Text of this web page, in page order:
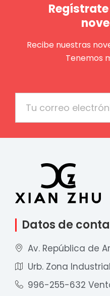
Recibe nuestras
Tenemos
Datos de
Av. República de
Urb. Zona
996-255-632